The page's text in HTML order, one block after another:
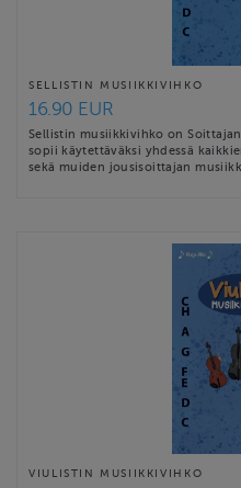
SELLISTIN MUSIIKKIVIHKO
16.90 EUR
Sellistin musiikkivihko on
sopii käytettäväksi yhdessä
sekä muiden jousisoittajan
VIULISTIN MUSIIKKIVIHKO